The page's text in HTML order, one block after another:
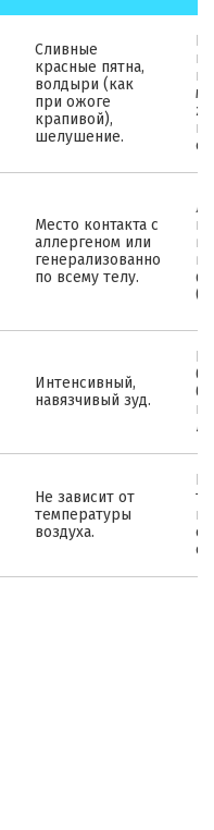
Сливные
красные пятна,
волдыри (как
при ожоге
крапивой),
шелушение.
Место контакта с
аллергеном или
генерализованно
по всему телу.
Интенсивный,
навязчивый зуд.
Не зависит от
температуры
воздуха.